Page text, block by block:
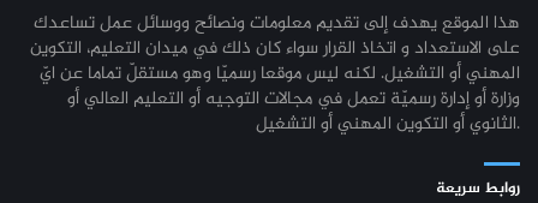
هذا الموقع يهدف إلى تقديم معلومات ونصائح ووسائل عمل تساعدك
على الاستعداد و اتخاذ القرار سواء كان ذلك في ميدان التعليم، التكوين
المهني أو التشغيل. لكنه ليس موقعا رسميّا وهو مستقلّ تماما عن ايّ
وزارة أو إدارة رسميّة تعمل في مجالات التوجيه أو التعليم العالي أو
الثانوي أو التكوين المهني أو التشغيل.
روابط سريعة